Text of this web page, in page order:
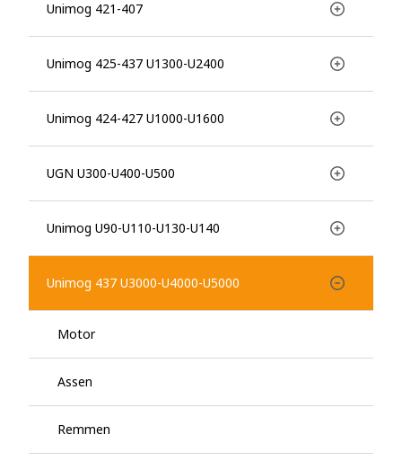
Unimog 421-407
Unimog 425-437 U1300-U2400
Unimog 424-427 U1000-U1600
UGN U300-U400-U500
Unimog U90-U110-U130-U140
Unimog 437 U3000-U4000-U5000
Motor
Assen
Remmen